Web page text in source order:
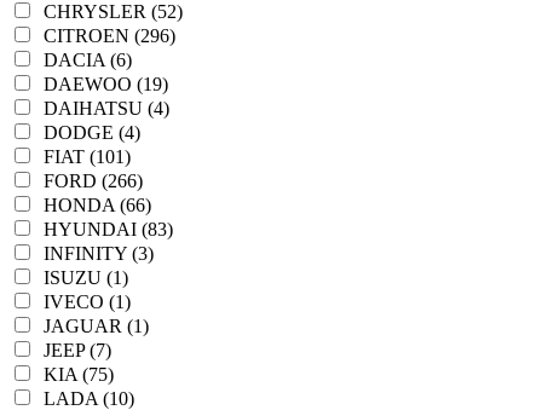
CHRYSLER (52)
CITROEN (296)
DACIA (6)
DAEWOO (19)
DAIHATSU (4)
DODGE (4)
FIAT (101)
FORD (266)
HONDA (66)
HYUNDAI (83)
INFINITY (3)
ISUZU (1)
IVECO (1)
JAGUAR (1)
JEEP (7)
KIA (75)
LADA (10)